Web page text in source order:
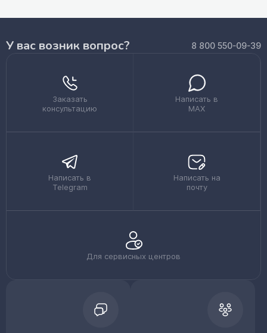
У вас возник вопрос? 8 800 550-09-39
Заказать
консультацию
Написать в
MAX
Написать в
Telegram
Написать на
почту
Для сервисных центров